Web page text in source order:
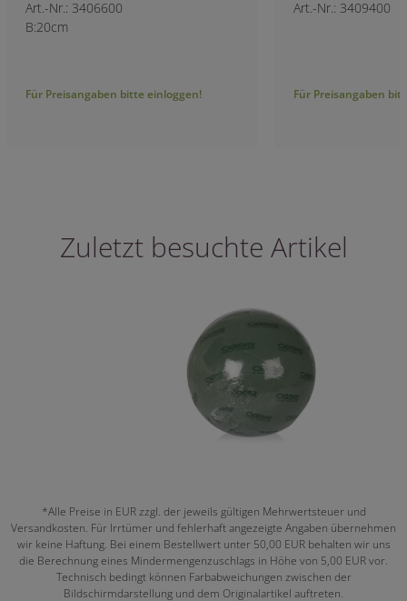
Art.-Nr.: 3406600
B:20cm
Für Preisangaben bitte einloggen!
Art.-Nr.: 3409400
Für Preisangaben
Zuletzt besuchte Artikel
*Alle Preise in EUR zzgl. der jeweils gültigen Mehrwertsteuer und
Versandkosten. Für Irrtümer und fehlerhaft angezeigte Angaben übernehmen
wir keine Haftung. Bei einem Bestellwert unter 50,00 EUR behalten wir uns
die Berechnung eines Mindermengenzuschlags in Höhe von 5,00 EUR vor.
Technisch bedingt können Farbabweichungen zwischen der
Bildschirmdarstellung und dem Originalartikel auftreten.